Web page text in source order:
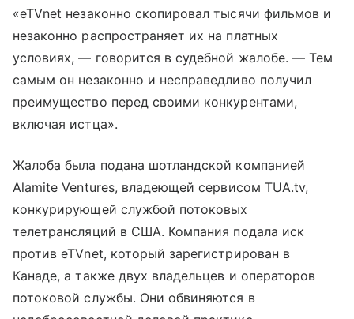
«eTVnet незаконно скопировал тысячи фильмов и
незаконно распространяет их на платных
условиях, — говорится в судебной жалобе. — Тем
самым он незаконно и несправедливо получил
преимущество перед своими конкурентами,
включая истца».
Жалоба была подана шотландской компанией
Alamite Ventures, владеющей сервисом TUA.tv,
конкурирующей службой потоковых
телетрансляций в США. Компания подала иск
против eTVnet, который зарегистрирован в
Канаде, а также двух владельцев и операторов
потоковой службы. Они обвиняются в